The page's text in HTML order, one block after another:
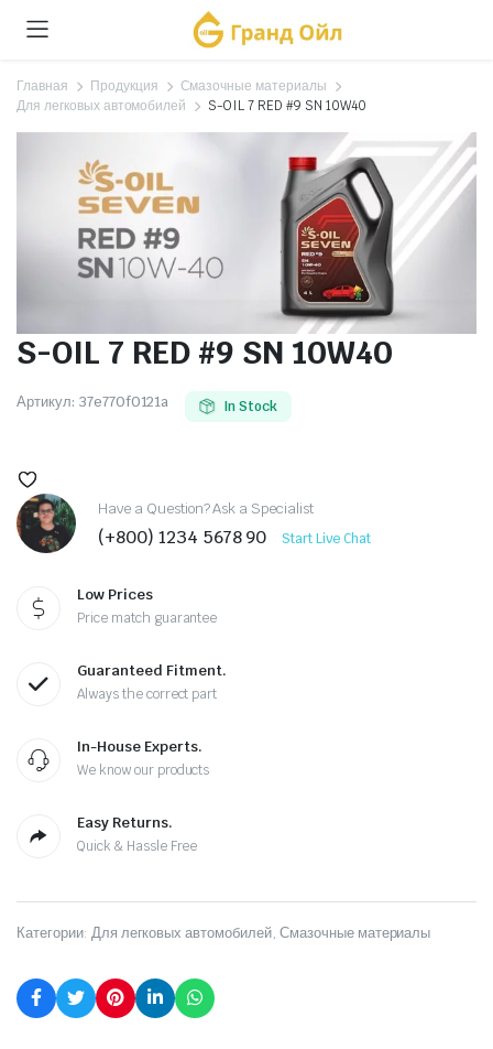
Главная Продукция
Смазочные материалы
Для легковых автомобилей
S-OIL 7 RED #9 SN 10W40
S-OIL 7 RED #9 SN 10W40
Артикул: 37e770f0121a In Stock
Have a Question? Ask a Specialist
(+800) 1234 5678 90 Start Live Chat
Low Prices
Price match guarantee
Guaranteed Fitment.
Always the correct part
In-House Experts.
We know our products
Easy Returns.
Quick & Hassle Free
Категории: Для легковых автомобилей, Смазочные материалы